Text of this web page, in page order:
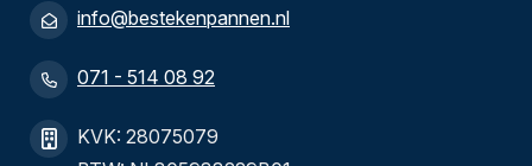
info@bestekenpannen.nl
071 - 514 08 92
KVK: 28075079